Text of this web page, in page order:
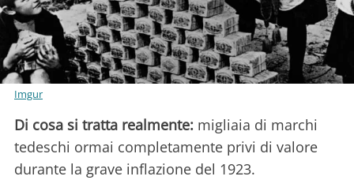
Imgur
Di cosa si tratta realmente: migliaia di marchi
tedeschi ormai completamente privi di valore
durante la grave inflazione del 1923.